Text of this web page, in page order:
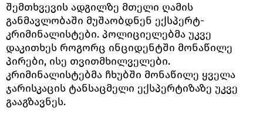
შემთხვევის ადგილზე მთელი ღამის
განმავლობაში მუშაობდნენ ექსპერტ-
კრიმინალისტები. პოლიციელებმა უკვე
დაკითხეს როგორც ინციდენტში მონაწილე
პირები, ისე თვითმხილველები.
კრიმინალისტებმა ჩხუბში მონაწილე ყველა
ჯარისკაცის ტანსაცმელი ექსპერტიზაზე უკვე
გააგზავნეს.